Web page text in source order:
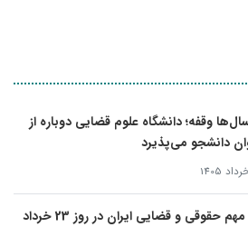
وقفه؛ دانشگاه علوم قضایی دوباره از
دانشجو می‌پذیرد
تحولات مهم حقوقی و قضایی ایران در روز 23 خرداد